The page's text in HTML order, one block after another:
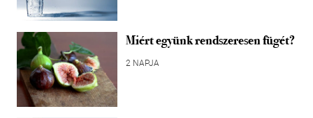
Miért együnk rendszeresen fügét?
2 NAPJA